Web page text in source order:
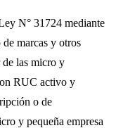
N° 31724 mediante
marcas y otros
las micro y
RUC activo y
o de
y pequeña empresa